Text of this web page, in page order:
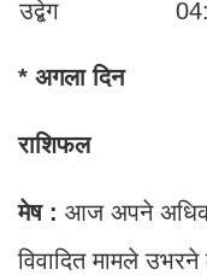
उद्बेग
* अगला दिन
राशिफल
मेष : आज अपने
विवादित मामले